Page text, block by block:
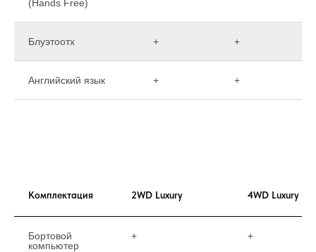
(Hands Free)
Блуэтоотх + +
Английский язык + +
Комплектация 2WD Luxury 4WD Luxury
Бортовой
компьютер
+ +